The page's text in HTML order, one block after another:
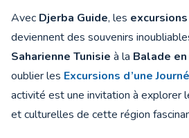
Avec Djerba Guide, les
deviennent des souvenirs
Saharienne Tunisie à la Balade
oublier les Excursions d’une
activité est une invitation à explorer
et culturelles de cette région